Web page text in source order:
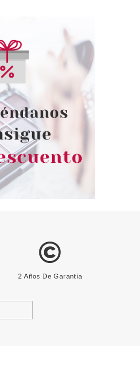
2 Años De Garantía